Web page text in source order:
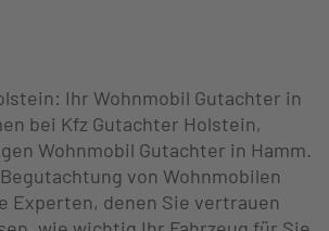
Ihr Wohnmobil Gutachter in
bei Kfz Gutachter Holstein,
Wohnmobil Gutachter in Hamm.
von Wohnmobilen
Experten, denen Sie vertrauen